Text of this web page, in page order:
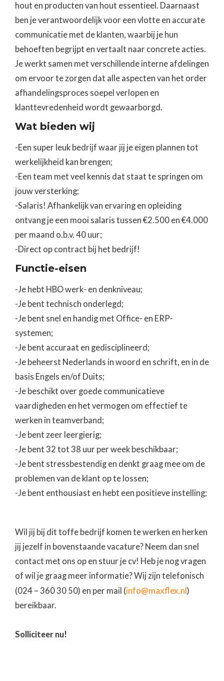
hout en producten van hout essentieel. Daarnaast
ben je verantwoordelijk voor een vlotte en accurate
communicatie met de klanten, waarbij je hun
behoeften begrijpt en vertaalt naar concrete acties.
Je werkt samen met verschillende interne afdelingen
om ervoor te zorgen dat alle aspecten van het order
afhandelingsproces soepel verlopen en
klanttevredenheid wordt gewaarborgd.
Wat bieden wij
-Een super leuk bedrijf waar jij je eigen plannen tot
werkelijkheid kan brengen;
-Een team met veel kennis dat staat te springen om
jouw versterking;
-Salaris! Afhankelijk van ervaring en opleiding
ontvang je een mooi salaris tussen €2.500 en €4.000
per maand o.b.v. 40 uur;
-Direct op contract bij het bedrijf!
Functie-eisen
-Je hebt HBO werk- en denkniveau;
-Je bent technisch onderlegd;
-Je bent snel en handig met Office- en ERP-
systemen;
-Je bent accuraat en gedisciplineerd;
-Je beheerst Nederlands in woord en schrift, en in de
basis Engels en/of Duits;
-Je beschikt over goede communicatieve
vaardigheden en het vermogen om effectief te
werken in teamverband;
-Je bent zeer leergierig;
-Je bent 32 tot 38 uur per week beschikbaar;
-Je bent stressbestendig en denkt graag mee om de
problemen van de klant op te lossen;
-Je bent enthousiast en hebt een positieve instelling;
Wil jij bij dit toffe bedrijf komen te werken en herken
jij jezelf in bovenstaande vacature? Neem dan snel
contact met ons op en stuur je cv! Heb je nog vragen
of wil je graag meer informatie? Wij zijn telefonisch
(024 – 360 30 50) en per mail (info@maxflex.nl)
bereikbaar.
Solliciteer nu!